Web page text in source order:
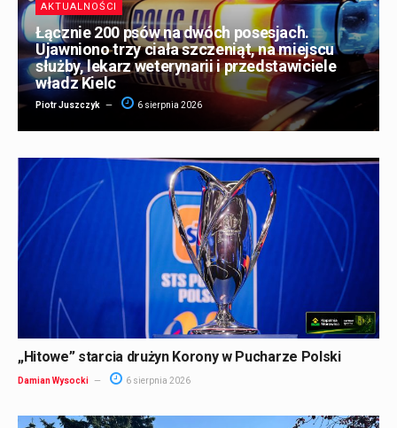
AKTUALNOŚCI
Łącznie 200 psów na dwóch posesjach.
Ujawniono trzy ciała szczeniąt, na miejscu
służby, lekarz weterynarii i przedstawiciele
władz Kielc
Piotr Juszczyk 6 sierpnia 2026
„Hitowe” starcia drużyn Korony w Pucharze Polski
Damian Wysocki 6 sierpnia 2026